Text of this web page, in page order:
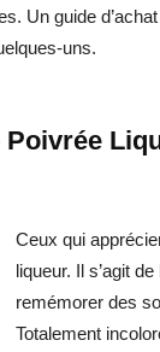
Un guide
uns.
Ceux qui
liqueur. Il s’agit
remémorer des
Totalement